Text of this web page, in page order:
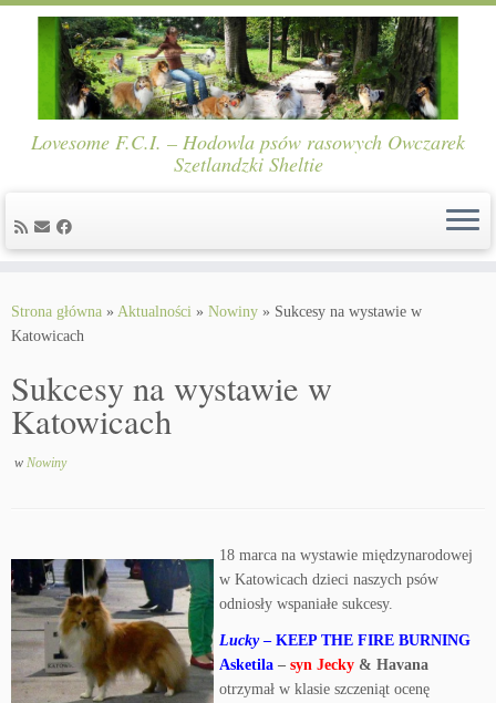
content
Lovesome F.C.I. – Hodowla psów rasowych Owczarek
Szetlandzki Sheltie
Strona główna » Aktualności » Nowiny » Sukcesy na wystawie w
Katowicach
Sukcesy na wystawie w
Katowicach
w Nowiny
18 marca na wystawie międzynarodowej
w Katowicach dzieci naszych psów
odniosły wspaniałe sukcesy.
Lucky– KEEP THE FIRE BURNING
Asketila – syn Jecky & Havana
otrzymał w klasie szczeniąt ocenę